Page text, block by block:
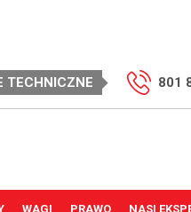
TECHNICZNE 801
WAGI PRAWO NASI